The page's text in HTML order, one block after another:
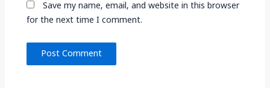
Save my name, email, and website in this browser
for the next time I comment.